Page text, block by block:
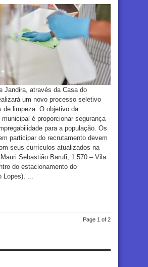
Jandira, através da Casa do
um novo processo seletivo
de limpeza. O objetivo da
é proporcionar segurança
para a população. Os
participar do recrutamento devem
seus currículos atualizados na
Sebastião Barufi, 1.570 – Vila
do estacionamento do
Lopes), ...
Page 1 of 2